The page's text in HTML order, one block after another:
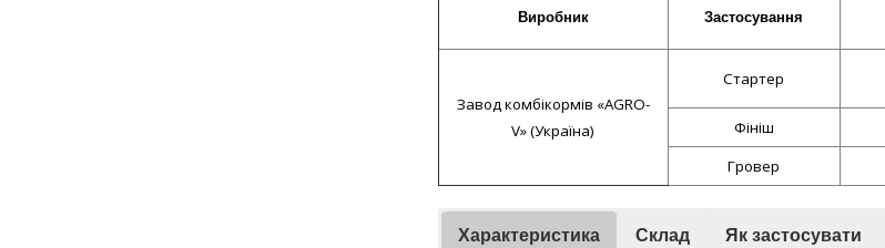
Виробник Застосування
Завод комбікормів «AGRO-
V» (Україна)
Стартер
Фініш
Гровер
Характеристика Склад Як застосувати